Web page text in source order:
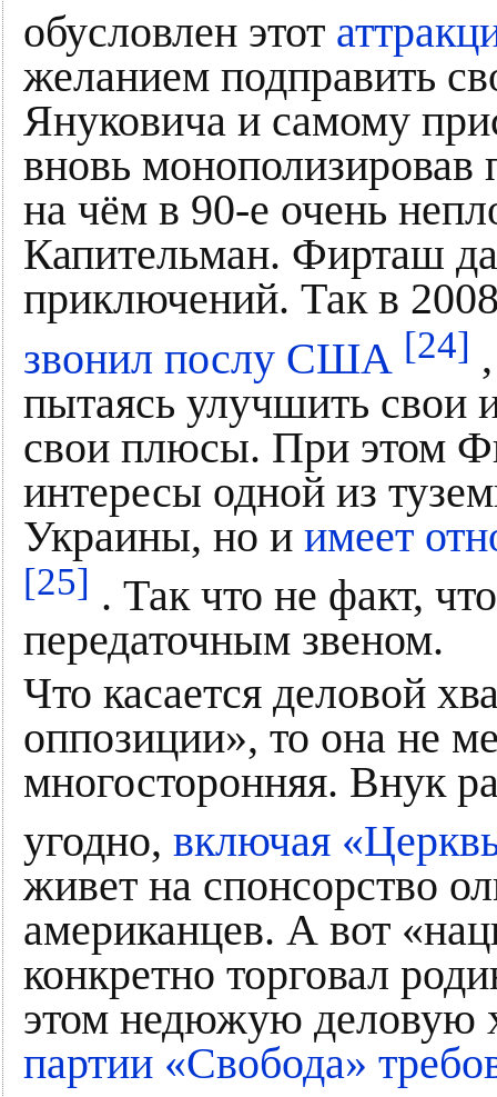
обусловлен этот
желанием подправить
Януковича и самому
вновь монополизировав
на чём в 90-е очень
Капительман. Фирташ
приключений. Так в
звонил послу США [24]
пытаясь улучшить свои
свои плюсы. При этом
интересы одной из
Украины, но и имеет
[25] . Так что не факт,
передаточным звеном.
Что касается деловой
оппозиции», то она не
многосторонняя. Внук
угодно, включая
живет на спонсорство
американцев. А вот
конкретно торговал
этом недюжую деловую
партии «Свобода»